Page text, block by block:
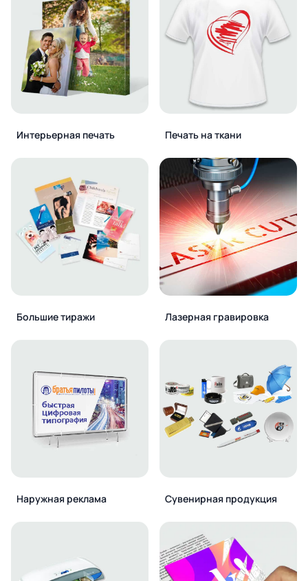
Интерьерная печать Печать на ткани
Большие тиражи Лазерная гравировка
Наружная реклама Сувенирная продукция